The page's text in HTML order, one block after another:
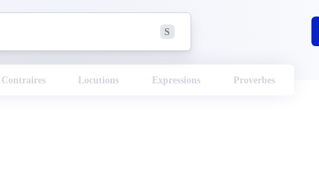
S
Contraires Locutions Expressions Proverbes